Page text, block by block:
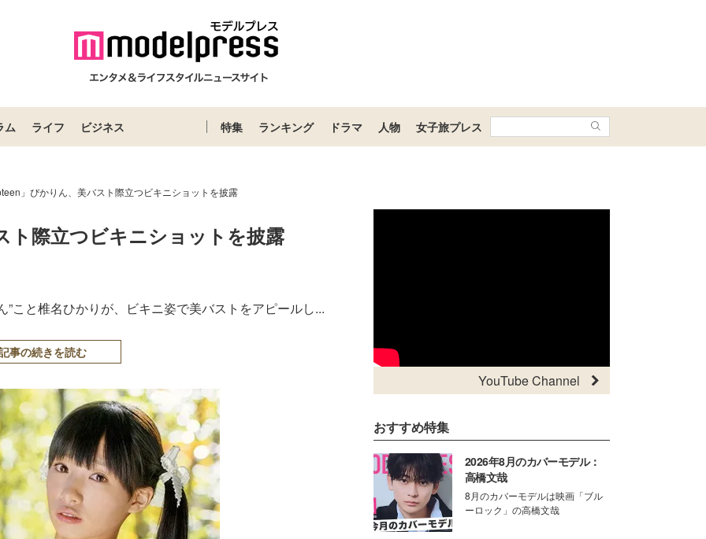
ム ライフ ビジネス 特集 ランキング ドラマ 人物 女子旅プレス
」ぴかりん、美バスト際立つビキニショットを披露
際立つビキニショットを披露
こと椎名ひかりが、ビキニ姿で美バストをアピールし...
事の続きを読む
YouTube Channel
おすすめ特集
2026年8月のカバーモデル：
高橋文哉
8月のカバーモデルは映画「ブル
ーロック」の高橋文哉